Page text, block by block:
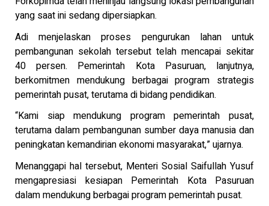
yang saat ini sedang dipersiapkan.
Adi menjelaskan proses pengurukan lahan untuk
pembangunan sekolah tersebut telah mencapai sekitar
40 persen. Pemerintah Kota Pasuruan, lanjutnya,
berkomitmen mendukung berbagai program strategis
pemerintah pusat, terutama di bidang pendidikan.
“Kami siap mendukung program pemerintah pusat,
terutama dalam pembangunan sumber daya manusia dan
peningkatan kemandirian ekonomi masyarakat,” ujarnya.
Menanggapi hal tersebut, Menteri Sosial Saifullah Yusuf
mengapresiasi kesiapan Pemerintah Kota Pasuruan
dalam mendukung berbagai program pemerintah pusat.